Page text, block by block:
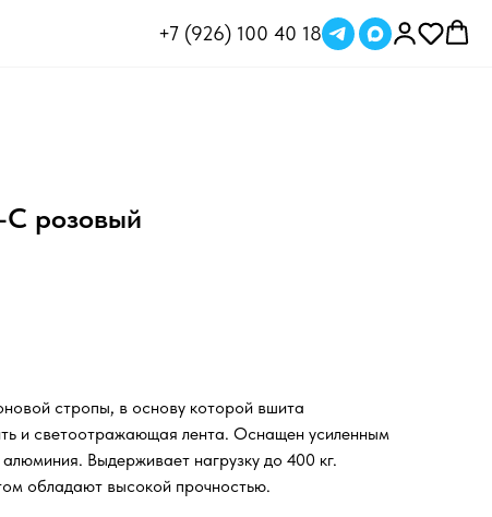
+7 (926) 100 40 18
розовый
стропы, в основу которой вшита
и светоотражающая лента. Оснащен усиленным
Выдерживает нагрузку до 400 кг.
обладают высокой прочностью.